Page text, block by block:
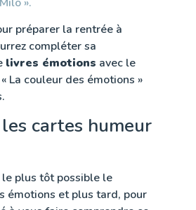
préparer la rentrée à
compléter sa
livres émotions avec le
La couleur des émotions »
cartes humeur
plus tôt possible le
émotions et plus tard, pour